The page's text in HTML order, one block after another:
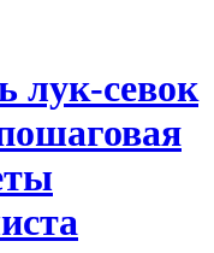
лук-севок